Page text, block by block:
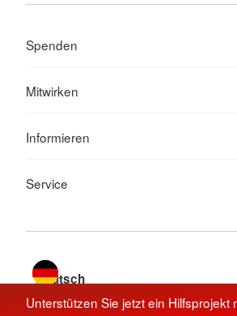
Unterstützen Sie jetzt ein Hilfsprojekt
Spenden
Mitwirken
Informieren
Service
Sprache wechseln zu